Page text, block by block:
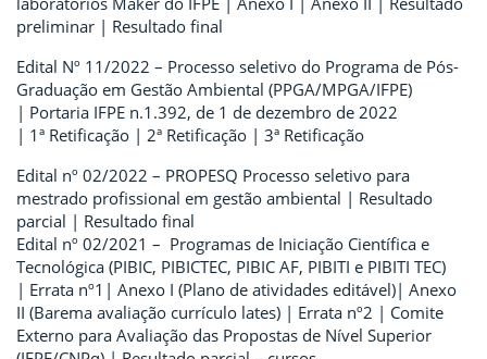
preliminar | Resultado final
Edital Nº 11/2022 – Processo seletivo do Programa de Pós-
Graduação em Gestão Ambiental (PPGA/MPGA/IFPE)
| Portaria IFPE n.1.392, de 1 de dezembro de 2022
| 1ª Retificação | 2ª Retificação | 3ª Retificação
Edital nº 02/2022 – PROPESQ Processo seletivo para
mestrado profissional em gestão ambiental | Resultado
parcial | Resultado final
Edital nº 02/2021 – Programas de Iniciação Científica e
Tecnológica (PIBIC, PIBICTEC, PIBIC AF, PIBITI e PIBITI TEC)
| Errata nº1| Anexo I (Plano de atividades editável)| Anexo
II (Barema avaliação currículo lates) | Errata nº2 | Comite
Externo para Avaliação das Propostas de Nível Superior